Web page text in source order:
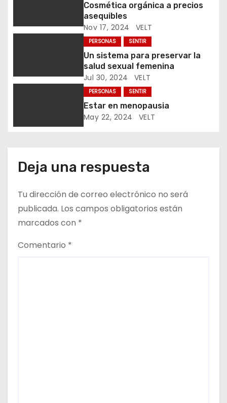
d
n
r
d
a
s
Cosmética orgánica a precios
asequibles
Nov 17, 2024 VELT
PERSONAS SENTIR
Un sistema para preservar la
salud sexual femenina
Jul 30, 2024 VELT
PERSONAS SENTIR
Estar en menopausia
May 22, 2024 VELT
Deja una respuesta
Tu dirección de correo electrónico no será
publicada. Los campos obligatorios están
marcados con *
Comentario *